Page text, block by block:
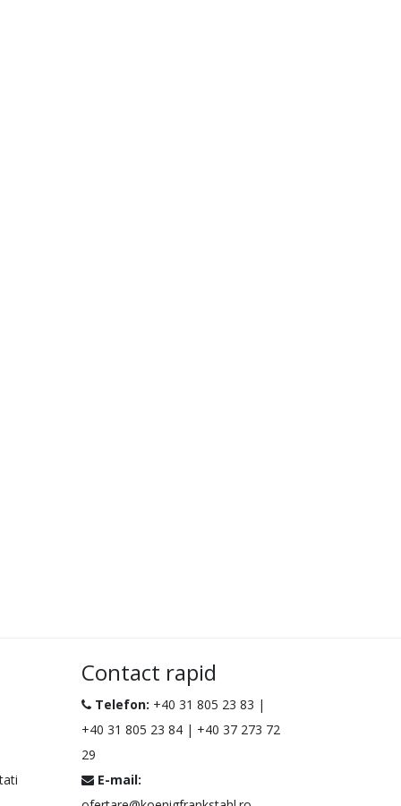
Contact rapid
Telefon: +40 31 805 23 83 |
+40 31 805 23 84 | +40 37 273 72
29
E-mail: